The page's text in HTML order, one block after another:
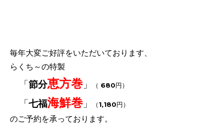
毎年大変ご好評をいただいております、
らくち～の特製
「節分恵方巻 」 （ 680円）
「七福海鮮巻 」 （1,180円）
のご予約を承っております。